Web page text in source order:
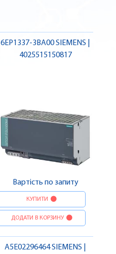
6EP1337-3BA00 SIEMENS |
4025515150817
Вартість по запиту
КУПИТИ
ДОДАТИ В КОРЗИНУ
A5E02296464 SIEMENS |